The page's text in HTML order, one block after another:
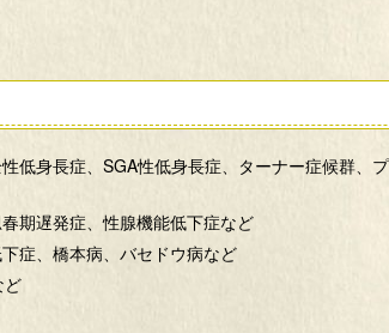
低身長症、SGA性低身長症、ターナー症候群、
期遅発症、性腺機能低下症など
症、橋本病、バセドウ病など
ど